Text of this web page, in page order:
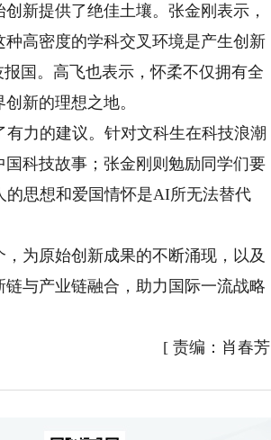
新提供了绝佳土壤。张金刚表示，
高密度的学科交叉环境是产生创新
国。高飞也表示，怀柔不仅拥有全
新的理想之地。
力的建议。针对文科生在科技浪潮
科技故事；张金刚则勉励同学们要
思想和爱国情怀是AI所无法替代
为原始创新成果的不断涌现，以及
与产业链融合，助力国际一流战略
[ 责编：肖春芳